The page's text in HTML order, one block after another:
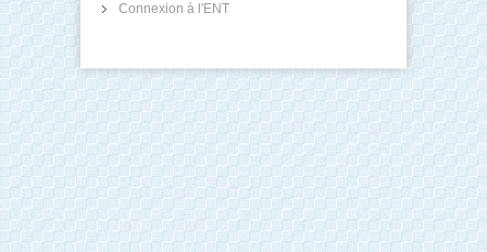
Connexion à l'ENT